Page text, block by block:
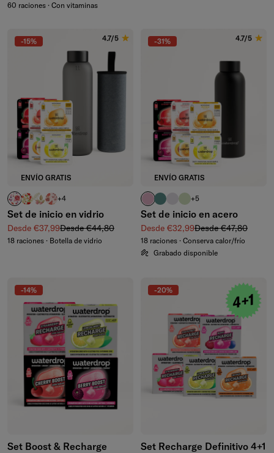
60 raciones · Con vitaminas
-15%
ENVÍO GRATIS
4.7/5
RELAX
MANZANA transparente
FLAIRDEFENCE
+4
Set de inicio en vidrio
Precio de venta
Desde €37,99Precio normal
Desde €44,80
18 raciones · Botella de vidrio
-31%
ENVÍO GRATIS
4.7/5
rosa pastel
azul petróleo
violeta pastel
verde oliva pastel
+5
Set de inicio en acero
Precio de venta
Desde €32,99Precio normal
Desde €47,80
18 raciones · Conserva calor/frío
Grabado disponible
-14%
Set Boost & Recharge
-20%
Set Recharge Definitivo 4+1